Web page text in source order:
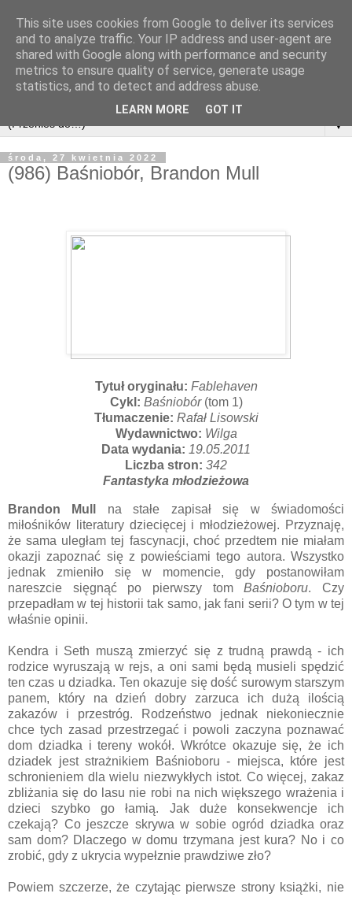
▼
środa, 27 kwietnia 2022
(986) Baśniobór, Brandon Mull
Tytuł oryginału: Fablehaven
Cykl: Baśniobór (tom 1)
Tłumaczenie: Rafał Lisowski
Wydawnictwo: Wilga
Data wydania: 19.05.2011
Liczba stron: 342
Fantastyka młodzieżowa
Brandon Mull
na stałe zapisał się w świadomości
miłośników literatury dziecięcej i młodzieżowej. Przyznaję,
że sama uległam tej fascynacji, choć przedtem nie miałam
okazji zapoznać się z powieściami tego autora. Wszystko
jednak zmieniło się w momencie, gdy postanowiłam
nareszcie sięgnąć po pierwszy tomBaśnioboru. Czy
przepadłam w tej historii tak samo, jak fani serii? O tym w tej
właśnie opinii.
Kendra i Seth muszą zmierzyć się z trudną prawdą - ich
rodzice wyruszają w rejs, a oni sami będą musieli spędzić
ten czas u dziadka. Ten okazuje się dość surowym starszym
panem, który na dzień dobry zarzuca ich dużą ilością
zakazów i przestróg. Rodzeństwo jednak niekoniecznie
chce tych zasad przestrzegać i powoli zaczyna poznawać
dom dziadka i tereny wokół. Wkrótce okazuje się, że ich
dziadek jest strażnikiem Baśnioboru - miejsca, które jest
schronieniem dla wielu niezwykłych istot. Co więcej, zakaz
zbliżania się do lasu nie robi na nich większego wrażenia i
dzieci szybko go łamią. Jak duże konsekwencje ich
czekają? Co jeszcze skrywa w sobie ogród dziadka oraz
sam dom? Dlaczego w domu trzymana jest kura? No i co
zrobić, gdy z ukrycia wypełznie prawdziwe zło?
Powiem szczerze, że czytając pierwsze strony książki, nie
This site uses cookies from Google to deliver its services
and to analyze traffic. Your IP address and user-agent are
shared with Google along with performance and security
metrics to ensure quality of service, generate usage
statistics, and to detect and address abuse.
LEARN MORE GOT IT